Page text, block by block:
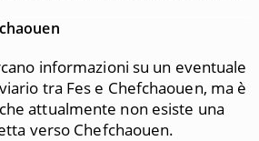
informazioni su un eventuale
tra Fes e Chefchaouen, ma è
attualmente non esiste una
verso Chefchaouen.